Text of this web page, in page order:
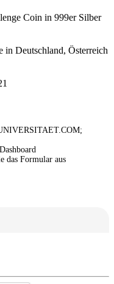
Coin in 999er Silber
in Deutschland, Österreich
das Formular aus